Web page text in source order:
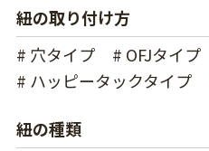
紐の取り付け方
# 穴タイプ
# OFJタイプ
# ハッピータックタイプ
紐の種類